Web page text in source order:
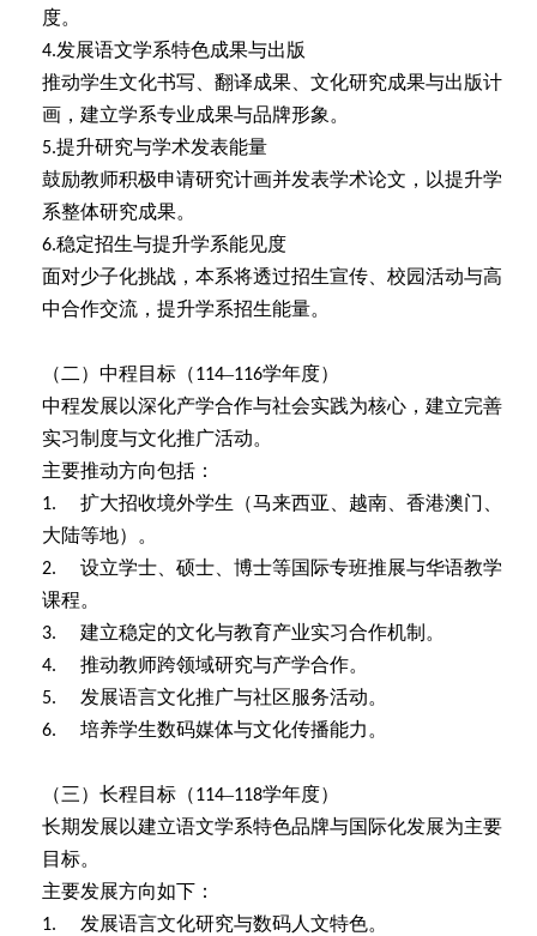
度。
4.发展语文学系特色成果与出版
推动学生文化书写、翻译成果、文化研究成果与出版计
画，建立学系专业成果与品牌形象。
5.提升研究与学术发表能量
鼓励教师积极申请研究计画并发表学术论文，以提升学
系整体研究成果。
6.稳定招生与提升学系能见度
面对少子化挑战，本系将透过招生宣传、校园活动与高
中合作交流，提升学系招生能量。
（二）中程目标（114–116学年度）
中程发展以深化产学合作与社会实践为核心，建立完善
实习制度与文化推广活动。
主要推动方向包括：
1. 扩大招收境外学生（马来西亚、越南、香港澳门、
大陆等地）。
2. 设立学士、硕士、博士等国际专班推展与华语教学
课程。
3. 建立稳定的文化与教育产业实习合作机制。
4. 推动教师跨领域研究与产学合作。
5. 发展语言文化推广与社区服务活动。
6. 培养学生数码媒体与文化传播能力。
（三）长程目标（114–118学年度）
长期发展以建立语文学系特色品牌与国际化发展为主要
目标。
主要发展方向如下：
1. 发展语言文化研究与数码人文特色。